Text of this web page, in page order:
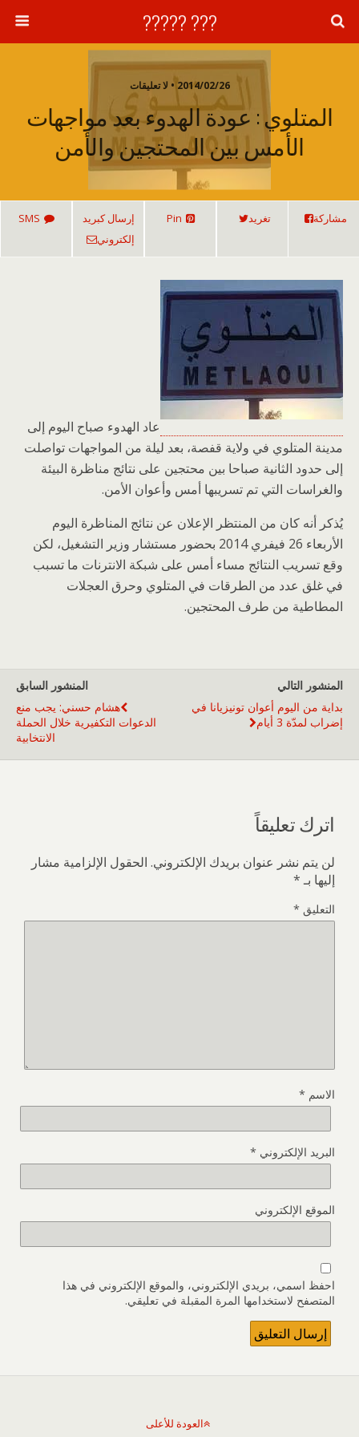
??? ?????
2014/02/26 • لا تعليقات
المتلوي : عودة الهدوء بعد مواجهات
الأمس بين المحتجين والأمن
مشاركة تغريد Pin
إرسال كبريد
إلكتروني
SMS
عاد الهدوء صباح اليوم إلى
مدينة المتلوي في ولاية قفصة، بعد ليلة من المواجهات تواصلت
إلى حدود الثانية صباحا بين محتجين على نتائج مناظرة البيئة
والغراسات التي تم تسريبها أمس وأعوان الأمن.
يُذكر أنه كان من المنتظر الإعلان عن نتائج المناظرة اليوم
الأربعاء 26 فيفري 2014 بحضور مستشار وزير التشغيل، لكن
وقع تسريب النتائج مساء أمس على شبكة الانترنات ما تسبب
في غلق عدد من الطرقات في المتلوي وحرق العجلات
المطاطية من طرف المحتجين.
المنشور السابق
هشام حسني: يجب منع
الدعوات التكفيرية خلال الحملة
الانتخابية
المنشور التالي
بداية من اليوم أعوان تونيزيانا في
إضراب لمدّة 3 أيام
اترك تعليقاً
لن يتم نشر عنوان بريدك الإلكتروني. الحقول الإلزامية مشار
إليها بـ*
التعليق *
الاسم *
البريد الإلكتروني *
الموقع الإلكتروني
احفظ اسمي، بريدي الإلكتروني، والموقع الإلكتروني في هذا
المتصفح لاستخدامها المرة المقبلة في تعليقي.
العودة للأعلى